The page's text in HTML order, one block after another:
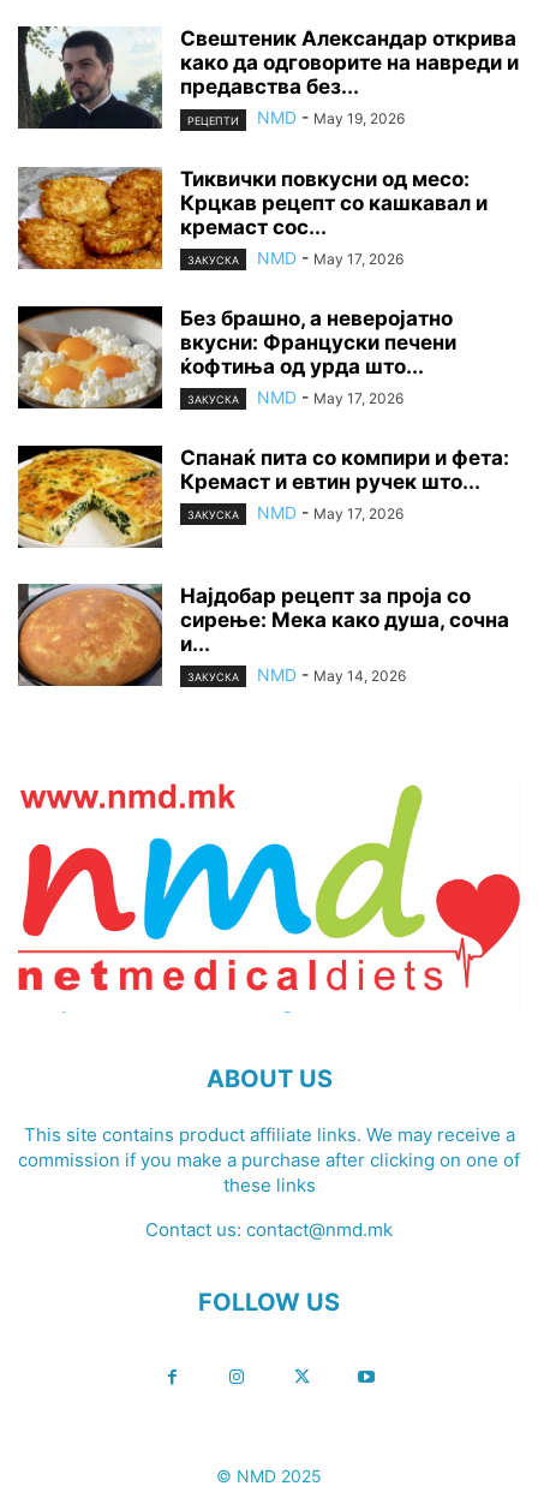
Свештеник Александар открива
како да одговорите на навреди и
предавства без...
РЕЦЕПТИ NMD - May 19, 2026
Тиквички повкусни од месо:
Крцкав рецепт со кашкавал и
кремаст сос...
ЗАКУСКА NMD - May 17, 2026
Без брашно, а неверојатно
вкусни: Француски печени
ќофтиња од урда што...
ЗАКУСКА NMD - May 17, 2026
Спанаќ пита со компири и фета:
Кремаст и евтин ручек што...
ЗАКУСКА NMD - May 17, 2026
Најдобар рецепт за проја со
сирење: Мека како душа, сочна
и...
ЗАКУСКА NMD - May 14, 2026
ABOUT US
This site contains product affiliate links. We may receive a
commission if you make a purchase after clicking on one of
these links
Contact us: contact@nmd.mk
FOLLOW US
© NMD 2025